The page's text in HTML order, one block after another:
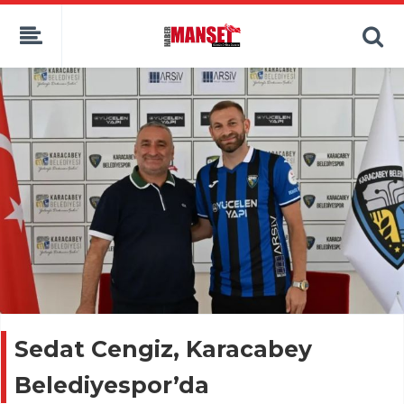
Sedat Cengiz, Karacabey
Belediyespor’da